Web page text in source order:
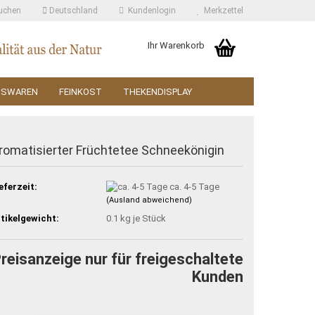
Deutschland Kundenlogin Merkzettel
Ihr Warenkorb
FEINKOST THEKENDISPLAY
Früchtetee Schneekönigin
ca. 4-5 Tage
(Ausland abweichend)
0.1 kg je Stück
nur für freigeschaltete
Kunden